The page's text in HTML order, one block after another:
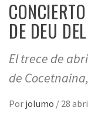
DE DEU
El trece de
de
Por jolumo / 28